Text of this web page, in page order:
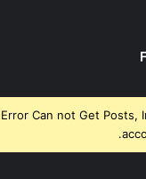
Error Can not Get Posts,